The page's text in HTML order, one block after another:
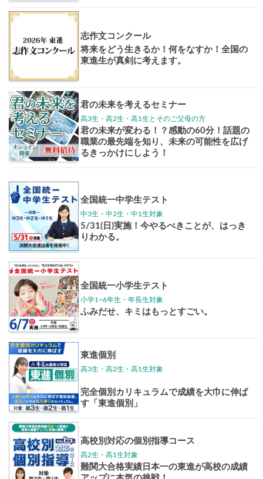
大学案内
講座
東大特進
トップリ
イベントほか